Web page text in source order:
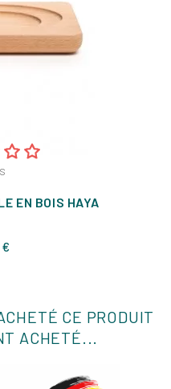
EN BOIS HAYA
€
CE PRODUIT
ACHETÉ...